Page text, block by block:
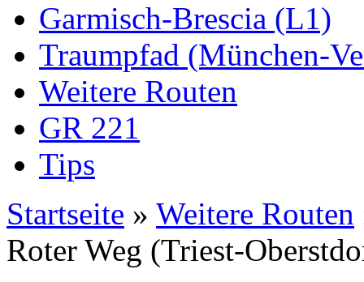
Garmisch-Brescia (L1)
Traumpfad (München-
Weitere Routen
GR 221
Tips
Sie sind hier
Startseite » Weitere Routen
Roter Weg (Triest-